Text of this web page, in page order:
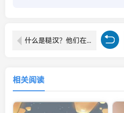
什么是糙汉？他们在生活中扮演了怎样的角色？
相关阅读